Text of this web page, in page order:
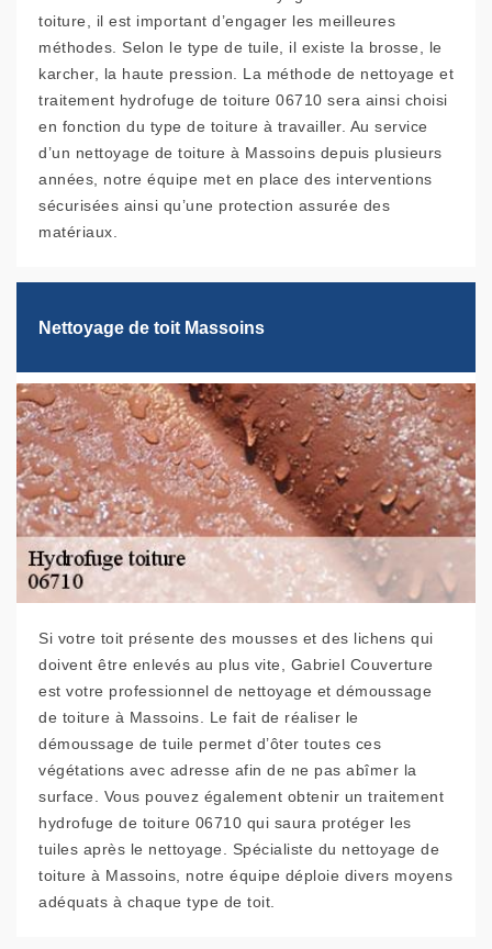
toiture, il est important d’engager les meilleures
méthodes. Selon le type de tuile, il existe la brosse, le
karcher, la haute pression. La méthode de nettoyage et
traitement hydrofuge de toiture 06710 sera ainsi choisi
en fonction du type de toiture à travailler. Au service
d’un nettoyage de toiture à Massoins depuis plusieurs
années, notre équipe met en place des interventions
sécurisées ainsi qu’une protection assurée des
matériaux.
Nettoyage de toit Massoins
Si votre toit présente des mousses et des lichens qui
doivent être enlevés au plus vite, Gabriel Couverture
est votre professionnel de nettoyage et démoussage
de toiture à Massoins. Le fait de réaliser le
démoussage de tuile permet d’ôter toutes ces
végétations avec adresse afin de ne pas abîmer la
surface. Vous pouvez également obtenir un traitement
hydrofuge de toiture 06710 qui saura protéger les
tuiles après le nettoyage. Spécialiste du nettoyage de
toiture à Massoins, notre équipe déploie divers moyens
adéquats à chaque type de toit.